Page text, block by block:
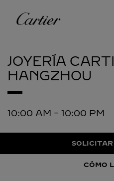
Cartier
JOYERÍA
HANGZHOU
10:00 AM - 10:00 PM
CÓMO